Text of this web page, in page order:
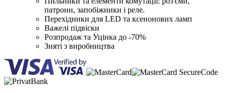
патрони, запобіжники і реле.
Перехідники для LED та ксенонових ламп
Важелі підвіски
Розпродаж та Уцінка до -70%
Зняті з виробництва